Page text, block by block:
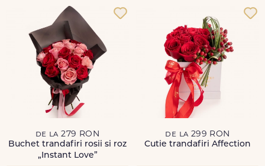
de la 279 RON
Buchet trandafiri rosii si roz
„Instant Love”
de la 299 RON
Cutie trandafiri Affection